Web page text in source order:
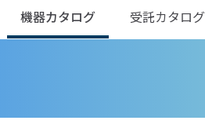
機器カタログ 受託カタログ